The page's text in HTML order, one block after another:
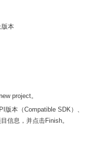
版本
project。
版本（Compatible SDK）、
信息，并点击Finish。